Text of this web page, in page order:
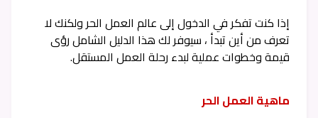
إذا كنت تفكر في الدخول إلى عالم العمل الحر ولكنك لا
تعرف من أين تبدأ ، سيوفر لك هذا الدليل الشامل رؤى
قيمة وخطوات عملية لبدء رحلة العمل المستقل.
ماهية العمل الحر